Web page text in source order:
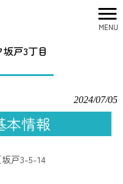
MENU
ウェルカムパーク坂戸3丁目
戸3丁目
2024/07/05
本情報
戸3-5-14